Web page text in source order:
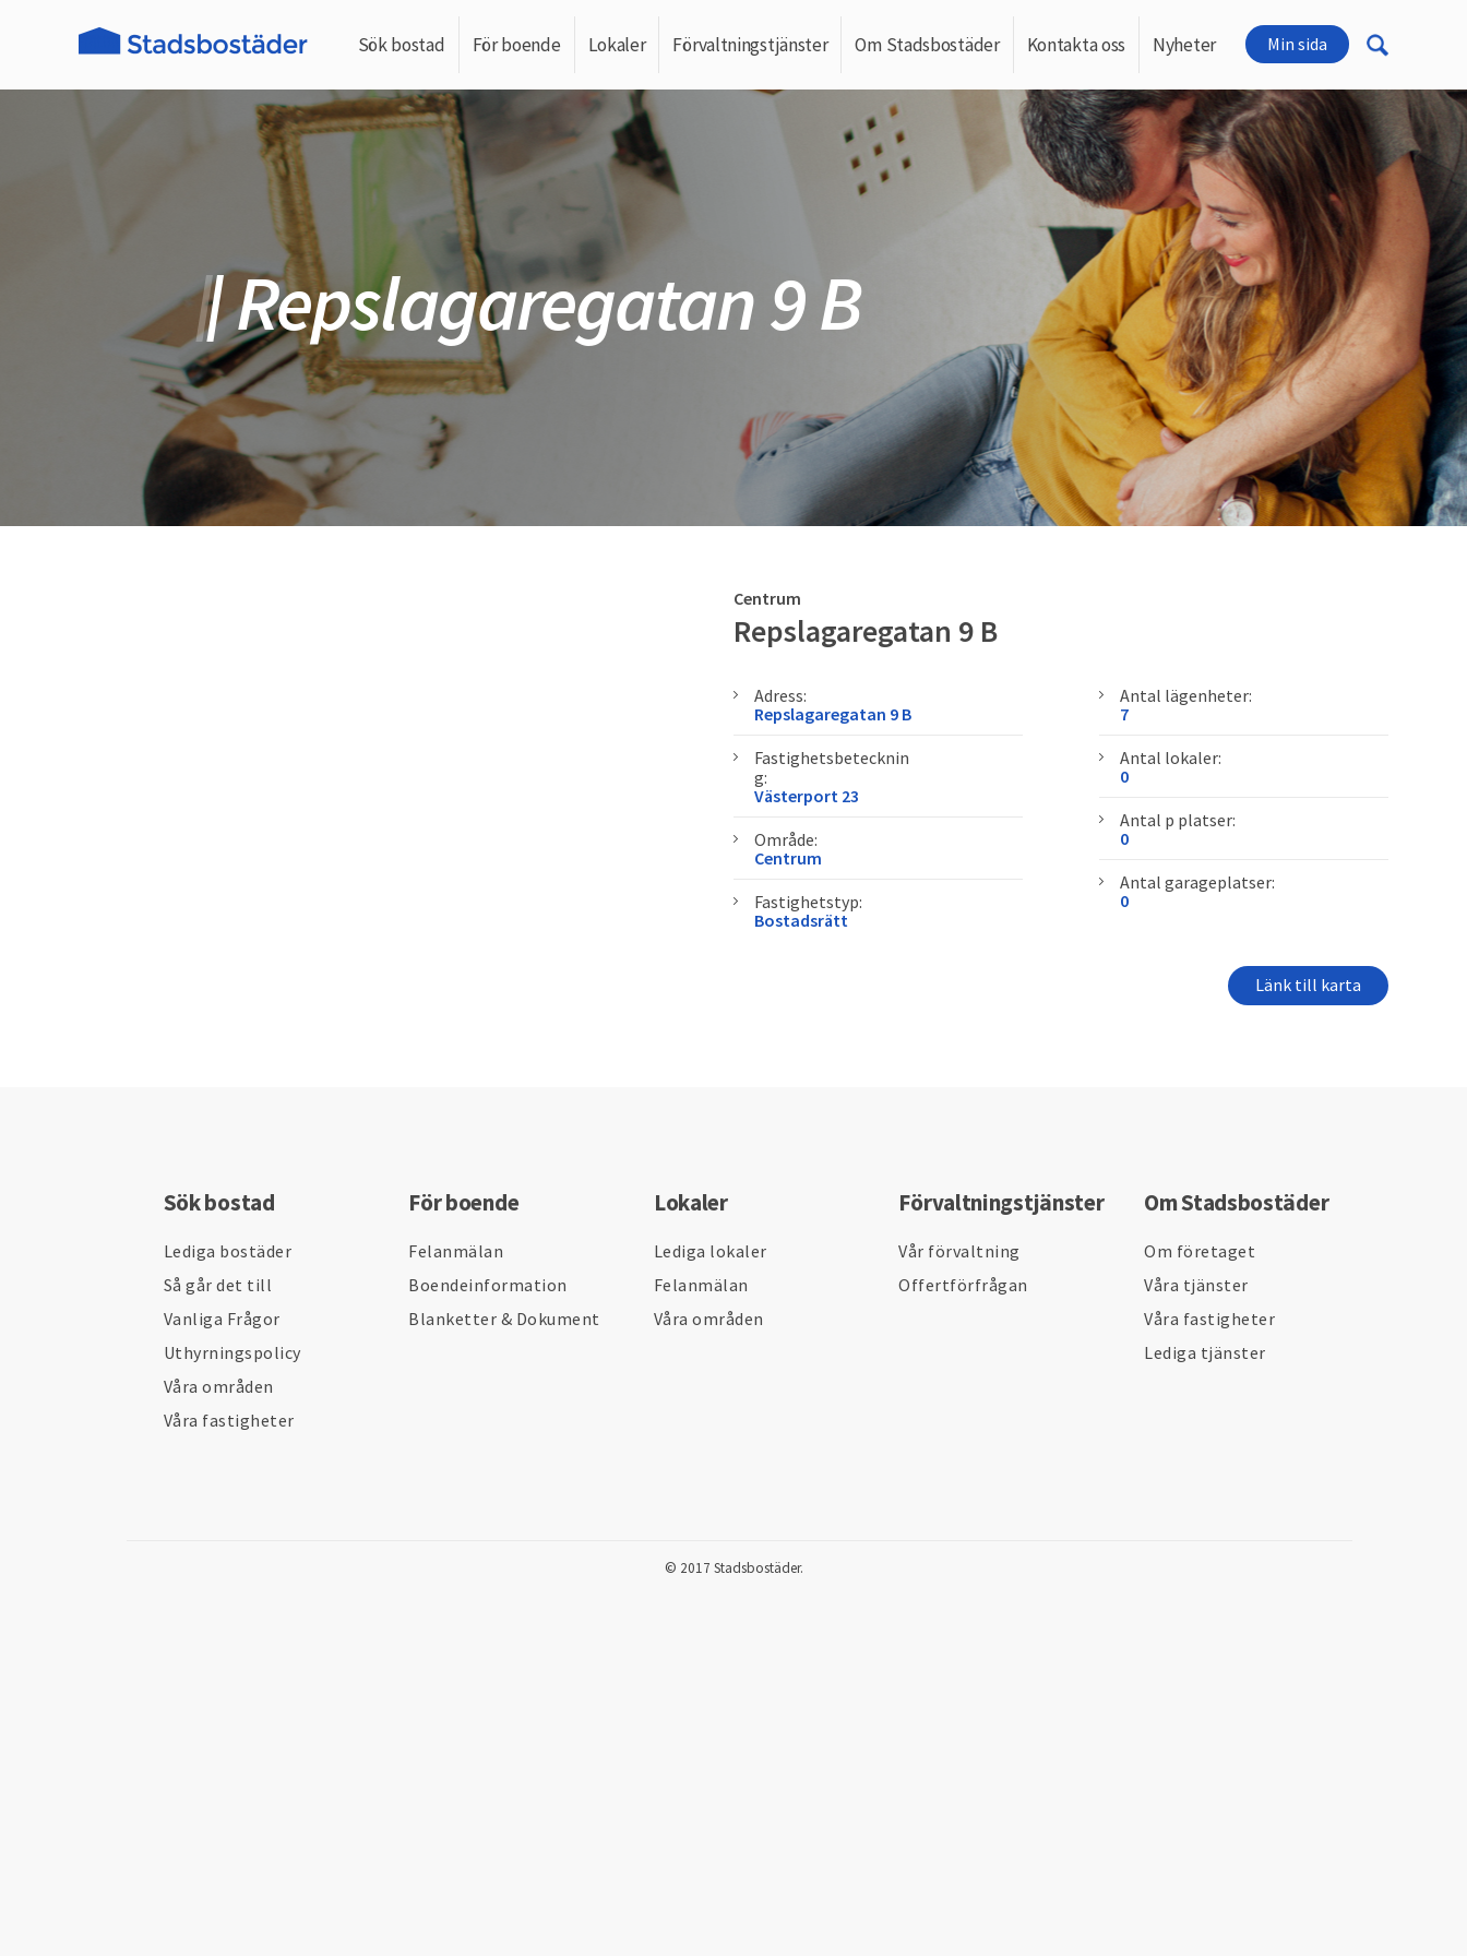
Sök bostad För boende Lokaler Förvaltningstjänster Om Stadsbostäder Kontakta oss Nyheter Min sida
Repslagaregatan 9 B
Centrum
Repslagaregatan 9 B
Adress:
Repslagaregatan 9 B
Fastighetsbetecknin
g:
Västerport 23
Område:
Centrum
Fastighetstyp:
Bostadsrätt
Antal lägenheter:
7
Antal lokaler:
0
Antal p platser:
0
Antal garageplatser:
0
Länk till karta
Sök bostad
Lediga bostäder
Så går det till
Vanliga Frågor
Uthyrningspolicy
Våra områden
Våra fastigheter
För boende
Felanmälan
Boendeinformation
Blanketter & Dokument
Lokaler
Lediga lokaler
Felanmälan
Våra områden
Förvaltningstjänster
Vår förvaltning
Offertförfrågan
Om Stadsbostäder
Om företaget
Våra tjänster
Våra fastigheter
Lediga tjänster
© 2017 Stadsbostäder.